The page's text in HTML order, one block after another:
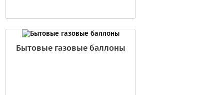
Бытовые газовые баллоны